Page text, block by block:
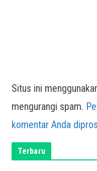
Situs ini
mengurangi spam.
komentar Anda
Terbaru